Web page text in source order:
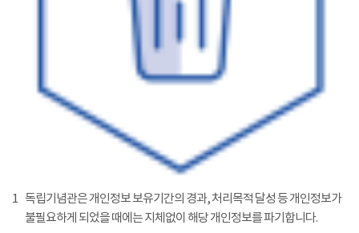
1 독립기념관은 개인정보 보유기간의 경과, 처리목적 달성 등 개인정보가
불필요하게 되었을 때에는 지체없이 해당 개인정보를 파기합니다.